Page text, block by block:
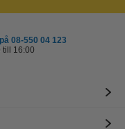
08-550 04 123
till 16:00